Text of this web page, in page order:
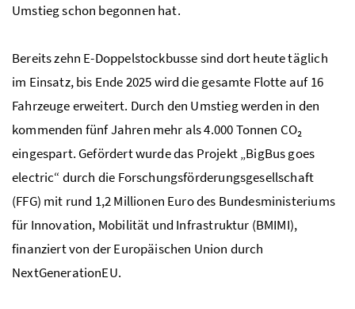
Umstieg schon begonnen hat.
Bereits zehn E-Doppelstockbusse sind dort heute täglich
im Einsatz, bis Ende 2025 wird die gesamte Flotte auf 16
Fahrzeuge erweitert. Durch den Umstieg werden in den
kommenden fünf Jahren mehr als 4.000 Tonnen CO₂
eingespart. Gefördert wurde das Projekt „BigBus goes
electric“ durch die Forschungsförderungsgesellschaft
(FFG) mit rund 1,2 Millionen Euro des Bundesministeriums
für Innovation, Mobilität und Infrastruktur (BMIMI),
finanziert von der Europäischen Union durch
NextGenerationEU.